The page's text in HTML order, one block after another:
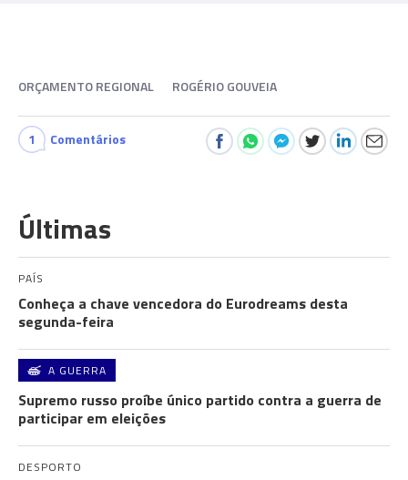
ORÇAMENTO REGIONAL ROGÉRIO GOUVEIA
1 Comentários
Últimas
PAÍS
Conheça a chave vencedora do Eurodreams desta
segunda-feira
A GUERRA
Supremo russo proíbe único partido contra a guerra de
participar em eleições
DESPORTO